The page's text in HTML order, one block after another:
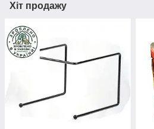
Хіт продажу